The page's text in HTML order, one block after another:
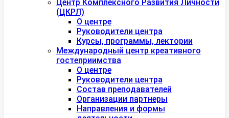
Центр Комплексного Развития Личности
(ЦКРЛ)
О центре
Руководители центра
Курсы, программы, лектории
Международный центр креативного
гостеприимства
О центре
Руководители центра
Состав преподавателей
Организации партнеры
Направления и формы